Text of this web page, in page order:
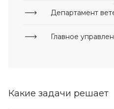
Департамент
Главное
Какие задачи решает